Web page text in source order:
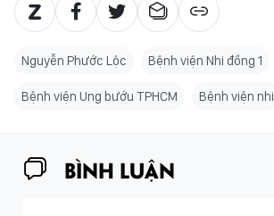
Nguyễn Phước Lộc Bệnh viện Nhi đồng 1
Bệnh viện Ung bướu TPHCM Bệnh viện nhi
BÌNH LUẬN